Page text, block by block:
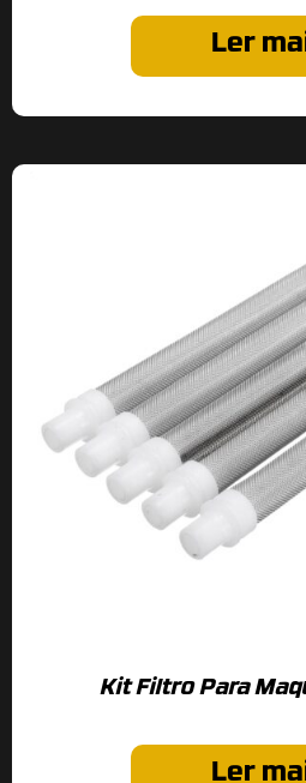
Ler
Kit Filtro Para
Ler